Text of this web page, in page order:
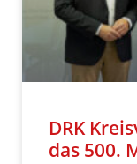
DRK
das 500.